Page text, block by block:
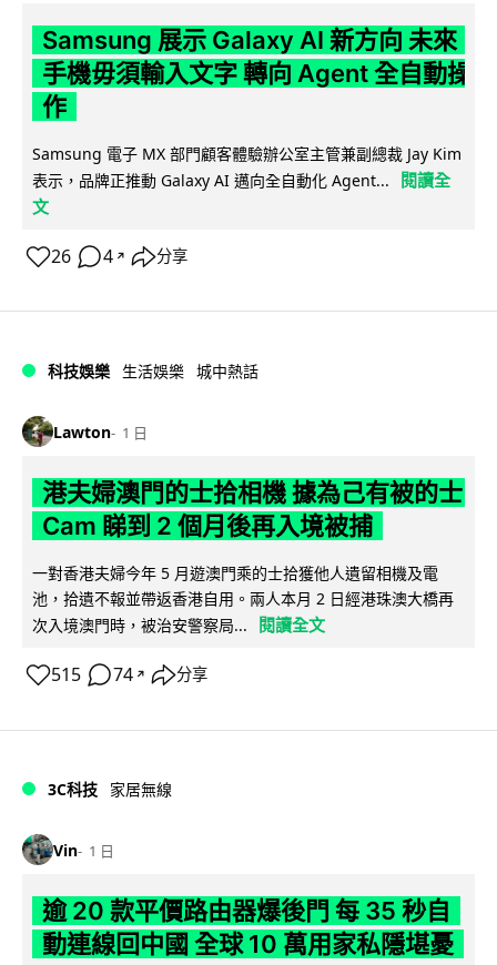
Samsung 展示 Galaxy AI 新方向 未來
手機毋須輸入文字 轉向 Agent 全自動操
作
Samsung 電子 MX 部門顧客體驗辦公室主管兼副總裁 Jay Kim
表示，品牌正推動 Galaxy AI 邁向全自動化 Agent...
閱讀全
文
26 4 ↗ 分享
科技娛樂 生活娛樂 城中熱話
Lawton 1 日
港夫婦澳門的士拾相機 據為己有被的士
Cam 睇到 2 個月後再入境被捕
一對香港夫婦今年 5 月遊澳門乘的士拾獲他人遺留相機及電
池，拾遺不報並帶返香港自用。兩人本月 2 日經港珠澳大橋再
次入境澳門時，被治安警察局...
閱讀全文
515 74 ↗ 分享
3C科技 家居無線
Vin 1 日
逾 20 款平價路由器爆後門 每 35 秒自
動連線回中國 全球 10 萬用家私隱堪憂